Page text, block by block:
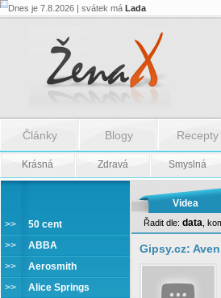
Dnes je 7.8.2026 | svátek má Lada
Články Blogy Recepty
Krásná Zdravá Smyslná
>> 50 cent
>> ABBA
>> Aerosmith
>> Alice Springs
Videa
Gipsy.cz
Řadit dle: data
Gipsy.cz: